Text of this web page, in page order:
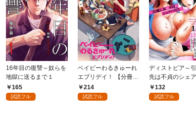
16年目の復讐～奴らを
地獄に送るまで１
165
試読フル
ベイビーわるきゅーれ
エブリデイ！ 【分冊
版】 1
214
試読フル
ディストピア～
先は不貞のシェア
ス～１
132
試読フル